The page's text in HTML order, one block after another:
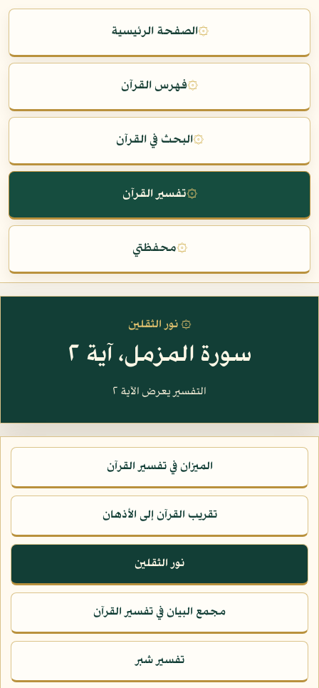
۞الصفحة الرئيسية
۞فهرس القرآن
۞البحث في القرآن
۞تفسير القرآن
۞محفظتي
۞ نور الثقلين
سورة المزمل، آية ٢
التفسير يعرض الآية ٢
الميزان في تفسير القرآن
تقريب القرآن إلى الأذهان
نور الثقلين
مجمع البيان في تفسير القرآن
تفسير شبر